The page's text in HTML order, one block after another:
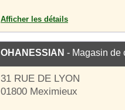
Afficher les détails
OHANESSIAN - Magasin de
31 RUE DE LYON
01800 Meximieux